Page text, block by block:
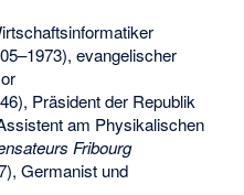
evangelischer
Präsident der Republik
am Physikalischen
Fribourg
Germanist und